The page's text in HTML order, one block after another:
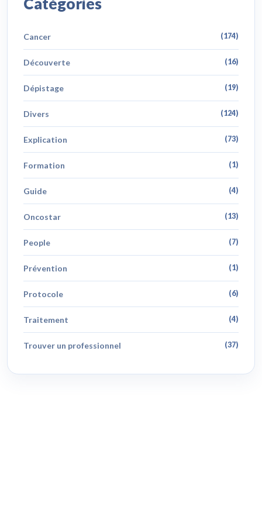
Cancer (174)
Découverte (16)
Dépistage (19)
Divers (124)
Explication (73)
Formation (1)
Guide (4)
Oncostar (13)
People (7)
Prévention (1)
Protocole (6)
Traitement (4)
Trouver un professionnel (37)